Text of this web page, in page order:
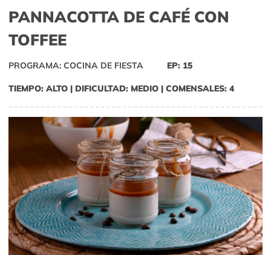
PANNACOTTA DE CAFÉ CON
TOFFEE
PROGRAMA: COCINA DE FIESTA EP: 15
TIEMPO: ALTO | DIFICULTAD: MEDIO | COMENSALES: 4